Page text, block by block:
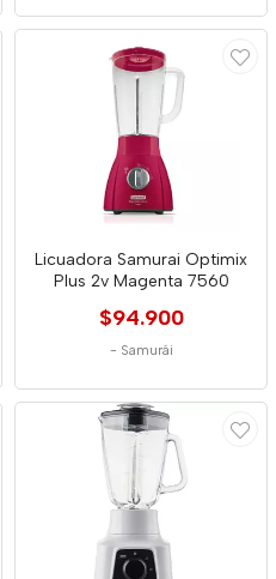
Licuadora Samurai Optimix
Plus 2v Magenta 7560
$94.900
- Samurái